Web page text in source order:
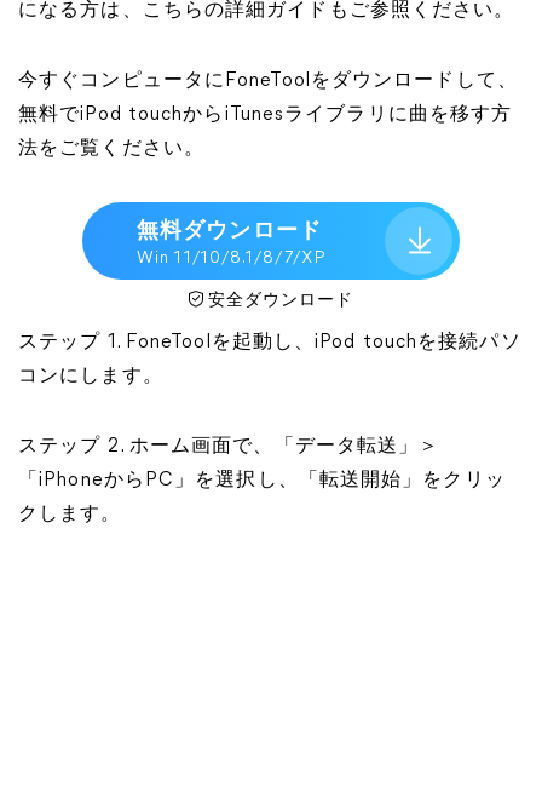
になる方は、こちらの詳細ガイドもご参照ください。
今すぐコンピュータにFoneToolをダウンロードして、
無料でiPod touchからiTunesライブラリに曲を移す方
法をご覧ください。
無料ダウンロード
Win 11/10/8.1/8/7/XP
安全ダウンロード
ステップ 1. FoneToolを起動し、iPod touchを接続パソ
コンにします。
ステップ 2. ホーム画面で、「データ転送」＞
「iPhoneからPC」を選択し、「転送開始」をクリッ
クします。